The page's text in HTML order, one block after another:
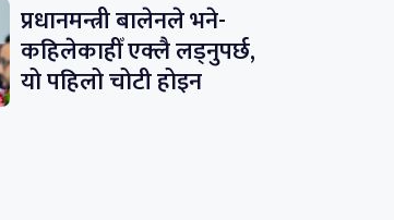
प्रधानमन्त्री बालेनले भने-
कहिलेकाहीँ एक्लै लड्नुपर्छ,
यो पहिलो चोटी होइन